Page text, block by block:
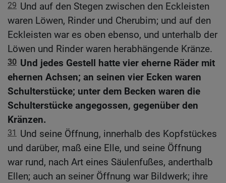
29 Und auf den Stegen zwischen den Eckleisten
waren Löwen, Rinder und Cherubim; und auf den
Eckleisten war es oben ebenso, und unterhalb der
Löwen und Rinder waren herabhängende Kränze.
30 Und jedes Gestell hatte vier eherne Räder mit
ehernen Achsen; an seinen vier Ecken waren
Schulterstücke; unter dem Becken waren die
Schulterstücke angegossen, gegenüber den
Kränzen.
31
Und seine Öffnung, innerhalb des Kopfstückes
und darüber, maß eine Elle, und seine Öffnung
war rund, nach Art eines Säulenfußes, anderthalb
Ellen; auch an seiner Öffnung war Bildwerk; ihre